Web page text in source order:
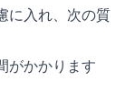
に入れ、次の質
がかかります